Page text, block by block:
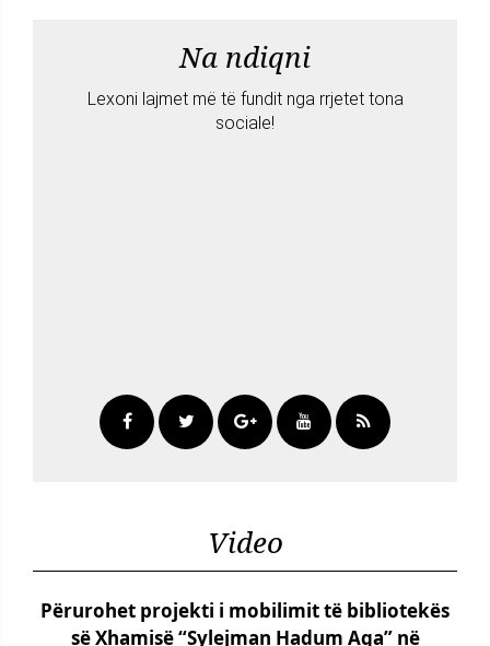
Na ndiqni
Lexoni lajmet më të fundit nga rrjetet tona
sociale!
Video
Përurohet projekti i mobilimit të bibliotekës
së Xhamisë “Sylejman Hadum Aga” në